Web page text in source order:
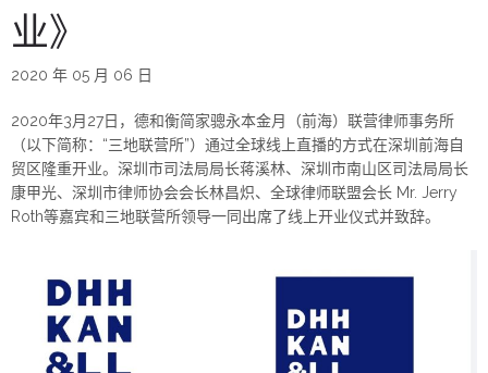
业》
2020 年 05 月 06 日
2020年3月27日，德和衡简家骢永本金月（前海）联营律师事务所
（以下简称：“三地联营所”）通过全球线上直播的方式在深圳前海自
贸区隆重开业。深圳市司法局局长蒋溪林、深圳市南山区司法局局长
康甲光、深圳市律师协会会长林昌炽、全球律师联盟会长 Mr. Jerry
Roth等嘉宾和三地联营所领导一同出席了线上开业仪式并致辞。